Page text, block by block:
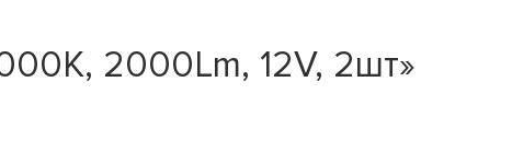
2000Lm, 12V, 2шт»